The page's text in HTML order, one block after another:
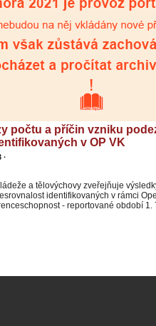
počtu a příčin vzniku
v OP VK
·
a tělovýchovy zveřejňuje
identifikovaných v rámci
- reportované období 1.